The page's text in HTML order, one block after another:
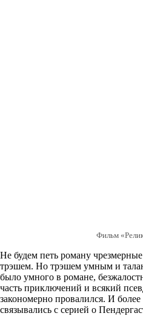
Фильм
Не будем петь роману
трэшем. Но трэшем умным и
было умного в романе,
часть приключений и всякий
закономерно провалился. И
связывались с серией о